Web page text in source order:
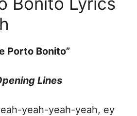
Porto Bonito”
Lines
yeah-yeah-yeah, ey